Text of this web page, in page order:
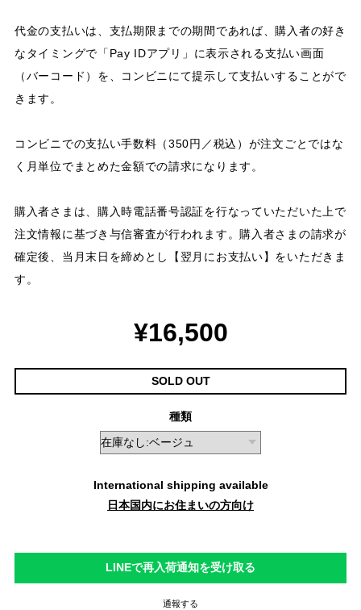
代金の支払いは、支払期限までの期間であれば、購入者の好き
なタイミングで「Pay IDアプリ」に表示される支払い画面
（バーコード）を、コンビニにて提示して支払いすることがで
きます。
コンビニでの支払い手数料（350円／税込）が注文ごとではな
く月単位でまとめた金額での請求になります。
購入者さまは、購入時電話番号認証を行なっていただいた上で
注文情報に基づき与信審査が行われます。購入者さまの請求が
確定後、当月末日を締めとし【翌月にお支払い】をいただきま
す。
¥16,500
SOLD OUT
種類
International shipping available
日本国内にお住まいの方向け
LINEで再入荷通知を受け取る
通報する